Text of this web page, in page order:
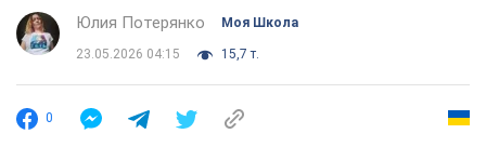
Юлия Потерянко Моя Школа
23.05.2026 04:15 15,7 т.
0